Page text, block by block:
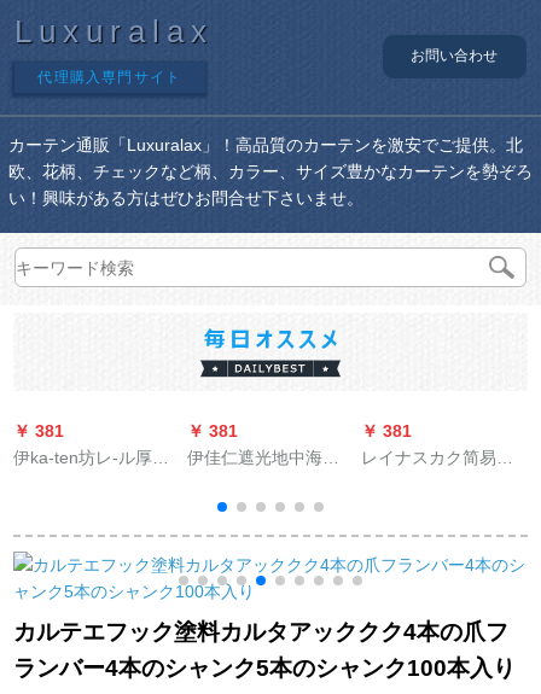
Luxuralax
代理購入専門サイト
お問い合わせ
カーテン通販「Luxuralax」！高品質のカーテンを激安でご提供。北
欧、花柄、チェックなど柄、カラー、サイズ豊かなカーテンを勢ぞろ
い！興味がある方はぜひお問合せ下さいませ。
￥ 381
伊ka-ten坊レ-ル厚手
ックレール(进级厚手
款)バラ金单干
￥ 381
伊佳仁遮光地中海风
イオードダンカーム
无地ボンダカーンジ
ッジ
￥ 381
レイナスカク简易既
るものです。完全に
遮光したレーベル寝
シュッシュがショー
ンがないコットンケ
ースケースケースケ
カルテエフック塗料カルタアッククク4本の爪フ
ランバー4本のシャンク5本のシャンク100本入り